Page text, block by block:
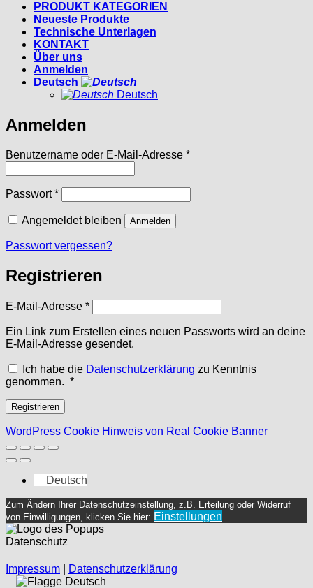
PRODUKT KATEGORIEN
Neueste Produkte
Technische Unterlagen
KONTAKT
Über uns
Anmelden
Deutsch
Deutsch
Anmelden
Benutzername oder E-Mail-Adresse *Erforderlich
Passwort*Erforderlich
Angemeldet bleiben Anmelden
Passwort vergessen?
Registrieren
E-Mail-Adresse *Erforderlich
Ein Link zum Erstellen eines neuen Passworts wird an deine
E-Mail-Adresse gesendet.
Ich habe die Datenschutzerklärung zu Kenntnis
genommen. *Erforderlich
Registrieren
WordPress Cookie Hinweis von Real Cookie Banner
Deutsch
Zum Ändern Ihrer Datenschutzeinstellung, z.B. Erteilung oder Widerruf
von Einwilligungen, klicken Sie hier: Einstellungen
Datenschutz
Impressum
Datenschutzerklärung
Deutsch